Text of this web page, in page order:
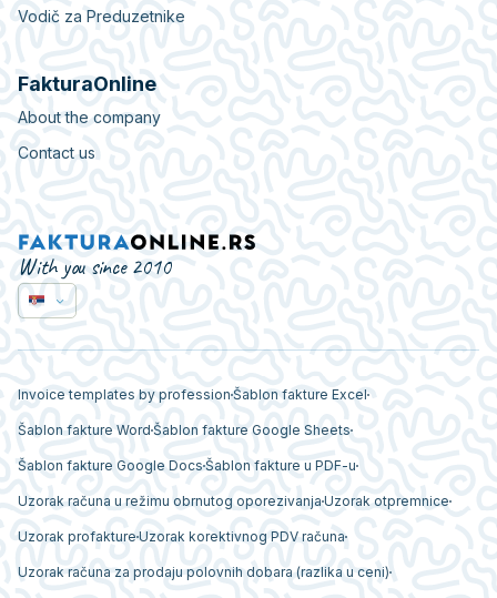
Vodič za Preduzetnike
FakturaOnline
About the company
Contact us
With you since 2010
Invoice templates by profession Šablon fakture Excel
Šablon fakture Word Šablon fakture Google Sheets
Šablon fakture Google Docs Šablon fakture u PDF-u
Uzorak računa u režimu obrnutog oporezivanja Uzorak otpremnice
Uzorak profakture Uzorak korektivnog PDV računa
Uzorak računa za prodaju polovnih dobara (razlika u ceni)